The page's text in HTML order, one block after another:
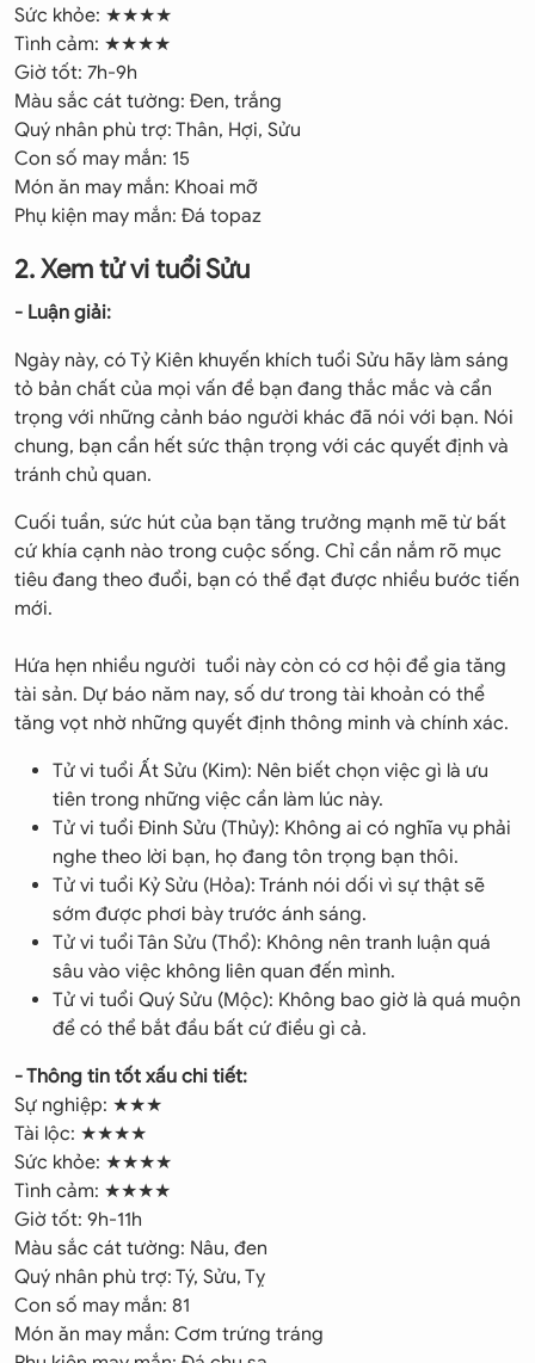
Sức khỏe: ★★★★
Tình cảm: ★★★★
Giờ tốt: 7h-9h
Màu sắc cát tường: Đen, trắng
Quý nhân phù trợ: Thân, Hợi, Sửu
Con số may mắn: 15
Món ăn may mắn: Khoai mỡ
Phụ kiện may mắn: Đá topaz
2. Xem tử vi tuổi Sửu
- Luận giải:
Ngày này, có Tỷ Kiên khuyến khích tuổi Sửu hãy làm sáng
tỏ bản chất của mọi vấn đề bạn đang thắc mắc và cẩn
trọng với những cảnh báo người khác đã nói với bạn. Nói
chung, bạn cần hết sức thận trọng với các quyết định và
tránh chủ quan.
Cuối tuần, sức hút của bạn tăng trưởng mạnh mẽ từ bất
cứ khía cạnh nào trong cuộc sống. Chỉ cần nắm rõ mục
tiêu đang theo đuổi, bạn có thể đạt được nhiều bước tiến
mới.
Hứa hẹn nhiều người tuổi này còn có cơ hội để gia tăng
tài sản. Dự báo năm nay, số dư trong tài khoản có thể
tăng vọt nhờ những quyết định thông minh và chính xác.
Tử vi tuổi Ất Sửu (Kim): Nên biết chọn việc gì là ưu
tiên trong những việc cần làm lúc này.
Tử vi tuổi Đinh Sửu (Thủy): Không ai có nghĩa vụ phải
nghe theo lời bạn, họ đang tôn trọng bạn thôi.
Tử vi tuổi Kỷ Sửu (Hỏa): Tránh nói dối vì sự thật sẽ
sớm được phơi bày trước ánh sáng.
Tử vi tuổi Tân Sửu (Thổ): Không nên tranh luận quá
sâu vào việc không liên quan đến mình.
Tử vi tuổi Quý Sửu (Mộc): Không bao giờ là quá muộn
để có thể bắt đầu bất cứ điều gì cả.
- Thông tin tốt xấu chi tiết:
Sự nghiệp: ★★★
Tài lộc: ★★★★
Sức khỏe: ★★★★
Tình cảm: ★★★★
Giờ tốt: 9h-11h
Màu sắc cát tường: Nâu, đen
Quý nhân phù trợ: Tý, Sửu, Tỵ
Con số may mắn: 81
Món ăn may mắn: Cơm trứng tráng